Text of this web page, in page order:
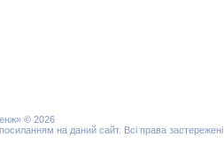
© 2026
на даний сайт. Всі права застережені